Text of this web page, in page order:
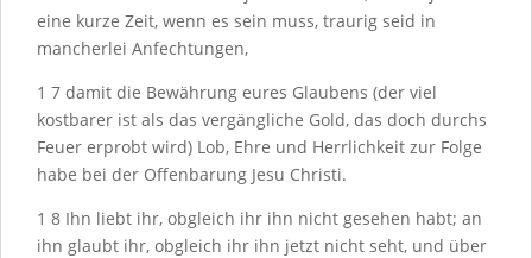
eine kurze Zeit, wenn es sein muss, traurig seid in
mancherlei Anfechtungen,
1 7 damit die Bewährung eures Glaubens (der viel
kostbarer ist als das vergängliche Gold, das doch durchs
Feuer erprobt wird) Lob, Ehre und Herrlichkeit zur Folge
habe bei der Offenbarung Jesu Christi.
1 8 Ihn liebt ihr, obgleich ihr ihn nicht gesehen habt; an
ihn glaubt ihr, obgleich ihr ihn jetzt nicht seht, und über